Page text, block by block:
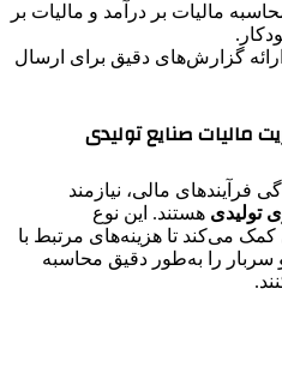
مالیات بر درآمد و مالیات بر
ارائه گزارش‌های دقیق برای ارسال
مالیات صنایع تولیدی
فرآیندهای مالی، نیازمند
تولیدی هستند. این نوع
می‌کند تا هزینه‌های مرتبط با
و سربار را به‌طور دقیق محاسبه